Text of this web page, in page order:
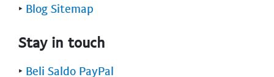
‣ Blog Sitemap
Stay in touch
‣ Beli Saldo PayPal